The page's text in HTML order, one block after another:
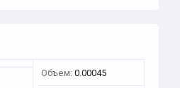
Объем: 0.00045